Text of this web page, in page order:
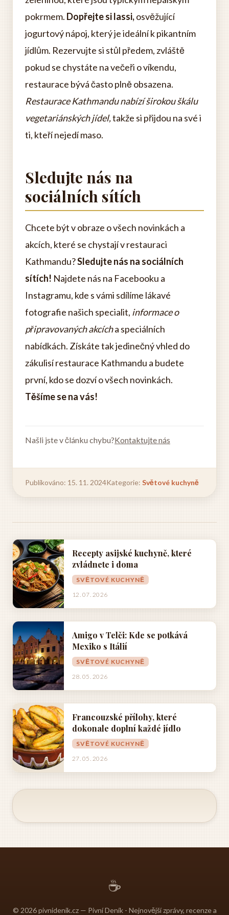
pokrmem. Dopřejte si lassi,osvěžující
jogurtový nápoj, který je ideální k pikantním
jídlům. Rezervujte si stůl předem, zvláště
pokud se chystáte na večeři o víkendu,
restaurace bývá často plně obsazena.
Restaurace Kathmandu nabízí širokou škálu
vegetariánských jídel,takže si přijdou na své i
ti, kteří nejedí maso.
Sledujte nás na
sociálních sítích
Chcete být v obraze o všech novinkách a
akcích, které se chystají v restauraci
Kathmandu?Sledujte nás na sociálních
sítích! Najdete nás na Facebooku a
Instagramu, kde s vámi sdílíme lákavé
fotografie našich specialit, informace o
připravovaných akcícha speciálních
nabídkách. Získáte tak jedinečný vhled do
zákulisí restaurace Kathmandu a budete
první, kdo se dozví o všech novinkách.
Těšíme se na vás!
Našli jste v článku chybu?Kontaktujte nás
Publikováno: 15. 11. 2024Kategorie: Světové kuchyně
Recepty asijské kuchyně, které
zvládnete i doma
SVĚTOVÉ KUCHYNĚ
12. 07. 2026
Amigo v Telči: Kde se potkává
Mexiko s Itálií
SVĚTOVÉ KUCHYNĚ
28. 05. 2026
Francouzské přílohy, které
dokonale doplní každé jídlo
SVĚTOVÉ KUCHYNĚ
27. 05. 2026
☕
© 2026 pivnidenik.cz — Pivní Deník - Nejnovější zprávy, recenze a